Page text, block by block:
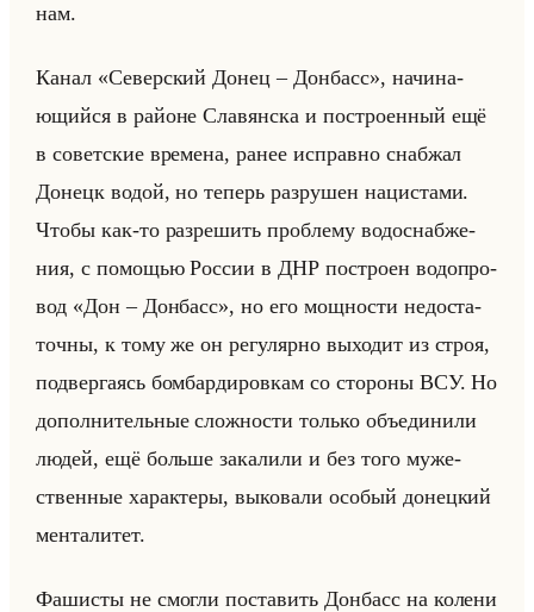
нам.
Канал «Северский Донец – Донбасс», на­чи­на­
ющийся в районе Сла­вян­ска и по­стро­ен­ный ещё
в со­вет­ские вре­ме­на, ранее ис­прав­но снаб­жал
До­нецк водой, но те­перь раз­ру­шен на­ци­ста­ми.
Чтобы как-то раз­ре­шить про­бле­му во­до­снаб­же­
ния, с по­мо­щью Рос­сии в ДНР по­стро­ен во­до­про­
вод «Дон – Донбасс», но его мощ­но­сти недо­ста­
точ­ны, к тому же он ре­гу­ляр­но вы­хо­дит из строя,
под­вер­га­ясь бом­бар­ди­ров­кам со сто­ро­ны ВСУ. Но
до­пол­ни­тельные слож­но­сти только объеди­ни­ли
людей, ещё больше за­ка­ли­ли и без того му­же­
ствен­ные ха­рак­те­ры, вы­ко­ва­ли осо­бый до­нец­кий
мен­та­ли­тет.
Фа­ши­сты не смог­ли по­ста­вить Дон­басс на ко­ле­ни